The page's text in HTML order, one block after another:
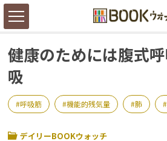
健康のためには腹式
吸
呼吸筋 機能的残気量 肺
デイリーBOOKウォッチ